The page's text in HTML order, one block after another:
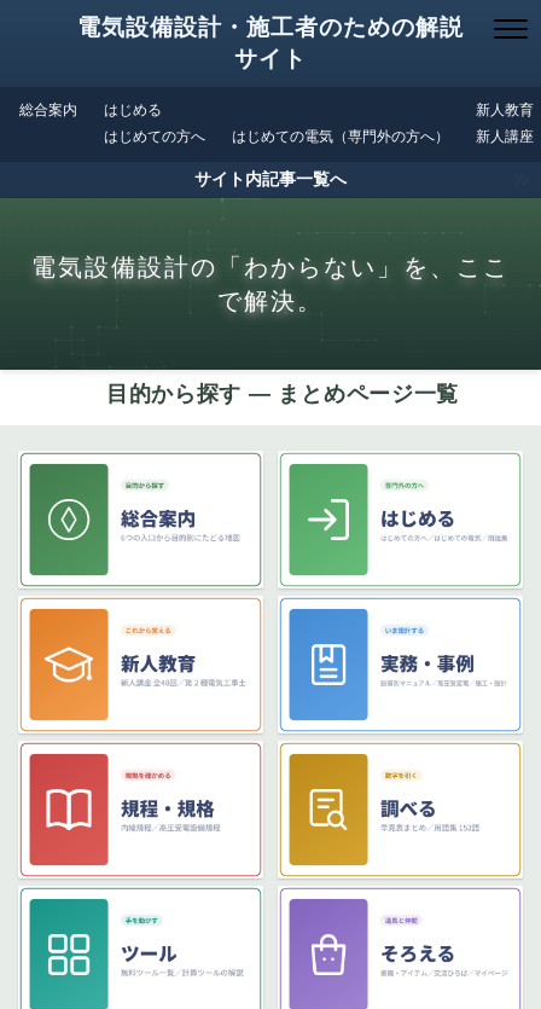
電気設備設計・施工者のための解説
サイト
総合案内
はじめる
はじめての方へ
はじめての電気（専門外の方へ）
新人教育
新人講座
サイト内記事一覧へ
電気設備設計の「わからない」を、ここ
で解決。